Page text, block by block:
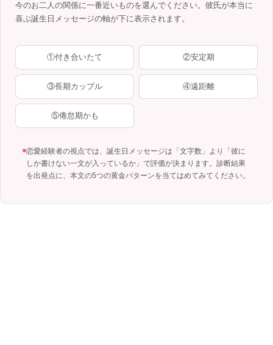
今のお二人の関係に一番近いものを選んでください。彼氏が本当に
喜ぶ誕生日メッセージの軸が下に表示されます。
①付き合いたて ②安定期
③長期カップル ④遠距離
⑤倦怠期かも
恋愛経験者の視点では、誕生日メッセージは「文字数」より「彼に
しか書けない一文が入っているか」で評価が決まります。診断結果
を出発点に、本文の5つの黄金パターンを当てはめてみてください。